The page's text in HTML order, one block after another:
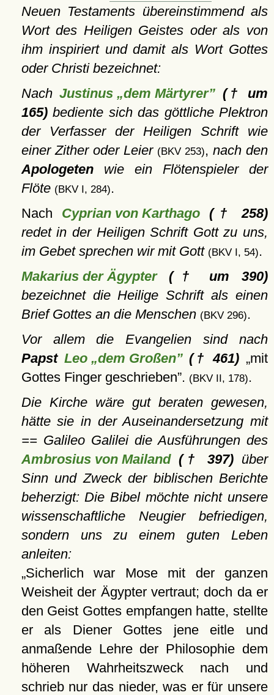
Neuen Testaments übereinstimmend als
Wort des Heiligen Geistes oder als von
ihm inspiriert und damit als Wort Gottes
oder Christi bezeichnet:
NachJustinus „dem Märtyrer” († um
165)bediente sich das göttliche Plektron
der Verfasser der Heiligen Schrift wie
einer Zither oder Leier (BKV 253), nach den
Apologetenwie ein Flötenspieler der
Flöte (BKV I, 284).
Nach Cyprian von Karthago († 258)
redet in der Heiligen Schrift Gott zu uns,
im Gebet sprechen wir mit Gott (BKV I, 54).
Makarius der Ägypter(† um 390)
bezeichnet die Heilige Schrift als einen
Brief Gottes an die Menschen (BKV 296).
Vor allem die Evangelien sind nach
Papst Leo „dem Großen”(† 461)
mit
Gottes Finger geschrieben . (BKV II, 178).
Die Kirche wäre gut beraten gewesen,
hätte sie in der Auseinandersetzung mit
== Galileo Galilei die Ausführungen des
Ambrosius von Mailand(† 397)über
Sinn und Zweck der biblischen Berichte
beherzigt: Die Bibel möchte nicht unsere
wissenschaftliche Neugier befriedigen,
sondern uns zu einem guten Leben
anleiten:
Sicherlich war Mose mit der ganzen
Weisheit der Ägypter vertraut; doch da er
den Geist Gottes empfangen hatte, stellte
er als Diener Gottes jene eitle und
anmaßende Lehre der Philosophie dem
höheren Wahrheitszweck nach und
schrieb nur das nieder, was er für unsere